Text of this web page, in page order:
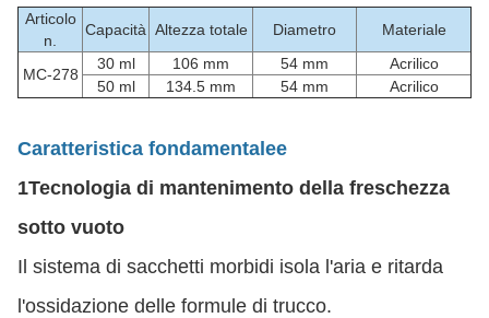
Articolo
n.
Capacità Altezza totale Diametro Materiale
MC-278
30 ml 106 mm 54 mm
Acrilico
50 ml
134.5 mm 54 mm Acrilico
Caratteristica fondamentalee
1Tecnologia di mantenimento della freschezza
sotto vuoto
Il sistema di sacchetti morbidi isola l'aria e ritarda
l'ossidazione delle formule di trucco.